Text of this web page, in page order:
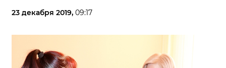
23 декабря 2019, 09:17